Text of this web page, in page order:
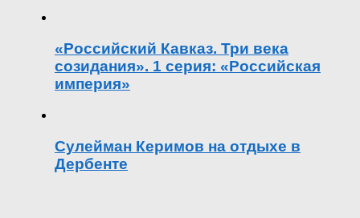
«Российский Кавказ. Три века
созидания». 1 серия: «Российская
империя»
Сулейман Керимов на отдыхе в
Дербенте